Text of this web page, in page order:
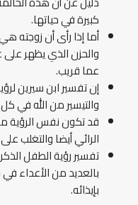
كبيرة في حياتها.
أما إذا رأى أن زوجته
والحزن الذي يظهر
عما قريب.
إن تفسير ابن سيرين
والتيسير من الله في
قد تكون نفس الرؤية
الرائي أيضا والتغلب
تفسير رؤية الطفل
بالعديد من الأعداء
بإيذائه.